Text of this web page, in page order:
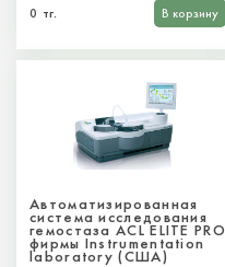
0 тг. В корзину
Автоматизированная
система исследования
гемостаза ACL ELITE PRO
фирмы Instrumentation
laboratory (США)